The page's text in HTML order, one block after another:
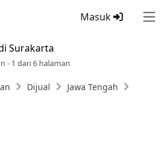
Masuk
Surakarta
- 1 dari 6 halaman
Dijual
Jawa Tengah